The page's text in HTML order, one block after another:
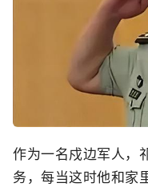
作为一名戍边军人，
务，每当这时他和家